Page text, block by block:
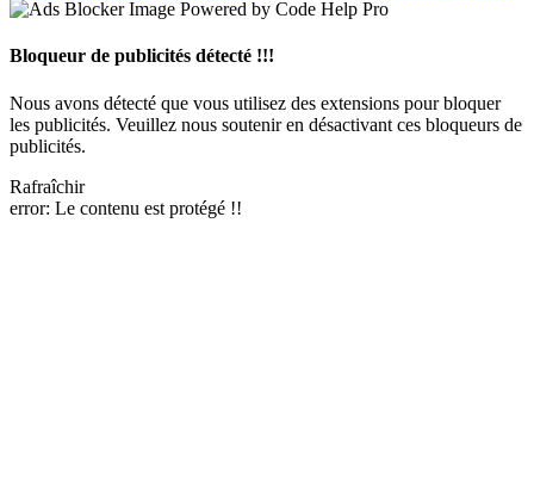
Bloqueur de publicités détecté !!!
Nous avons détecté que vous utilisez des extensions pour bloquer
les publicités. Veuillez nous soutenir en désactivant ces bloqueurs de
publicités.
Rafraîchir
error: Le contenu est protégé !!